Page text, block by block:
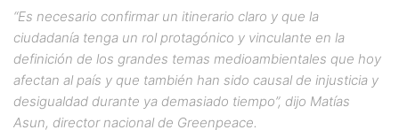
“Es necesario confirmar un itinerario claro y que la
ciudadanía tenga un rol protagónico y vinculante en la
definición de los grandes temas medioambientales que hoy
afectan al país y que también han sido causal de injusticia y
desigualdad durante ya demasiado tiempo”, dijo Matías
Asun, director nacional de Greenpeace.